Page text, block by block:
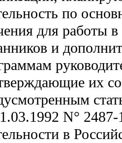
по
для работы
и
их
N°
в